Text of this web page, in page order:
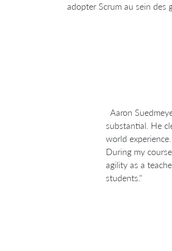
adopter Scrum au sein des
Aaron
substantial. He
world
During my
agility as a
students."